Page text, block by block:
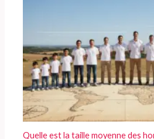
Quelle est la taille moyenne des